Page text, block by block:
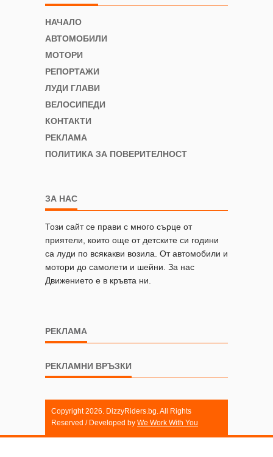
НАЧАЛО
АВТОМОБИЛИ
МОТОРИ
РЕПОРТАЖИ
ЛУДИ ГЛАВИ
ВЕЛОСИПЕДИ
КОНТАКТИ
РЕКЛАМА
ПОЛИТИКА ЗА ПОВЕРИТЕЛНОСТ
ЗА НАС
Този сайт се прави с много сърце от
приятели, които още от детските си години
са луди по всякакви возила. От автомобили и
мотори до самолети и шейни. За нас
Движението е в кръвта ни.
РЕКЛАМА
РЕКЛАМНИ ВРЪЗКИ
Copyright 2026. DizzyRiders.bg. All Rights
Reserved / Developed by We Work With You